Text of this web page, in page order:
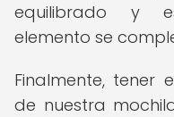
equilibrado y
elemento se
Finalmente, tener
de nuestra